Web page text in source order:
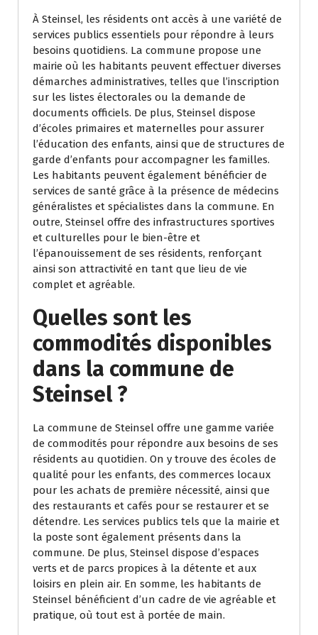
À Steinsel, les résidents ont accès à une variété de
services publics essentiels pour répondre à leurs
besoins quotidiens. La commune propose une
mairie où les habitants peuvent effectuer diverses
démarches administratives, telles que l’inscription
sur les listes électorales ou la demande de
documents officiels. De plus, Steinsel dispose
d’écoles primaires et maternelles pour assurer
l’éducation des enfants, ainsi que de structures de
garde d’enfants pour accompagner les familles.
Les habitants peuvent également bénéficier de
services de santé grâce à la présence de médecins
généralistes et spécialistes dans la commune. En
outre, Steinsel offre des infrastructures sportives
et culturelles pour le bien-être et
l’épanouissement de ses résidents, renforçant
ainsi son attractivité en tant que lieu de vie
complet et agréable.
Quelles sont les
commodités disponibles
dans la commune de
Steinsel ?
La commune de Steinsel offre une gamme variée
de commodités pour répondre aux besoins de ses
résidents au quotidien. On y trouve des écoles de
qualité pour les enfants, des commerces locaux
pour les achats de première nécessité, ainsi que
des restaurants et cafés pour se restaurer et se
détendre. Les services publics tels que la mairie et
la poste sont également présents dans la
commune. De plus, Steinsel dispose d’espaces
verts et de parcs propices à la détente et aux
loisirs en plein air. En somme, les habitants de
Steinsel bénéficient d’un cadre de vie agréable et
pratique, où tout est à portée de main.